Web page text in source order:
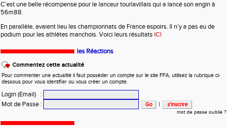
C’est une belle récompense pour le lanceur tourlavillais qui a lancé son engin à
56m88.
En parallèle, avaient lieu les championnats de France espoirs. Il n’y a pas eu de
podium pour les athlètes manchois. Voici leurs résultats ICI
les Réactions
Commentez cette actualité
Pour commenter une actualité il faut posséder un compte sur le site FFA, utilisez la rubrique ci-
dessous pour vous identifier ou vous créer un compte.
Login (Email)
:
Mot de Passe : |
mot de passe oublié ?